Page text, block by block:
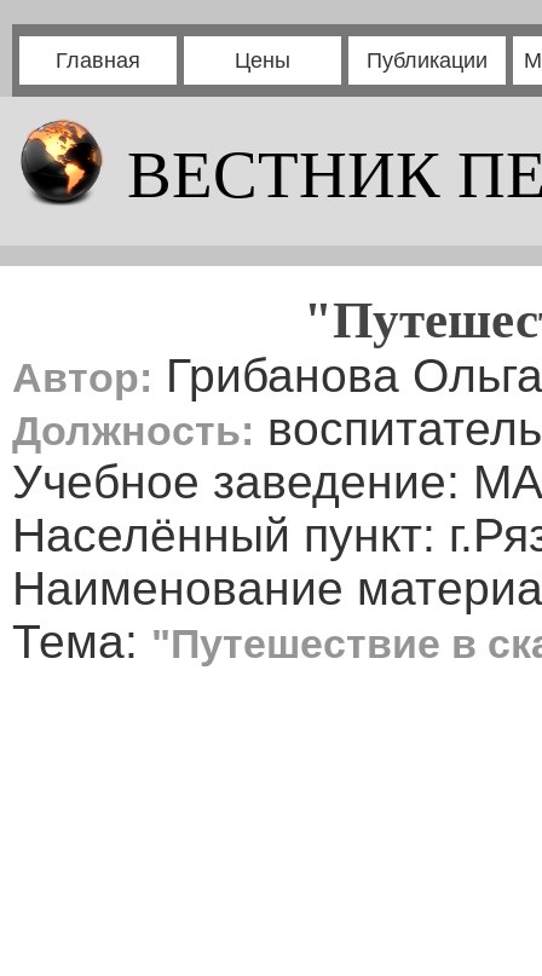
Главная Цены Публикации
ВЕСТНИК
Автор: Грибанова
Должность: воспитатель
Учебное заведение:
Населённый пункт:
Наименование
Тема: "Путешествие в